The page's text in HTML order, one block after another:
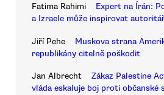
Fatima Rahimi
Expert na Írán:
a Izraele může inspirovat
Jiří Pehe
Muskova strana
republikány citelně poškodit
Jan Albrecht
Zákaz Palestine
vláda eskaluje boj proti občanské